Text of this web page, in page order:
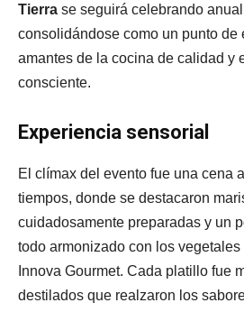
Tierra se seguirá celebrando
consolidándose como un punto de
amantes de la cocina de calidad y
consciente.
Experiencia sensorial
El clímax del evento fue una cena
tiempos, donde se destacaron
cuidadosamente preparadas y un
todo armonizado con los
Innova Gourmet. Cada platillo fue
destilados que realzaron los